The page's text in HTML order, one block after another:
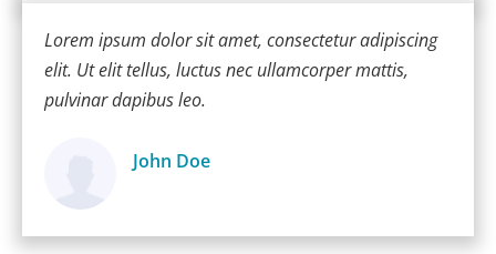
Lorem ipsum dolor sit amet, consectetur adipiscing
elit. Ut elit tellus, luctus nec ullamcorper mattis,
pulvinar dapibus leo.
John Doe